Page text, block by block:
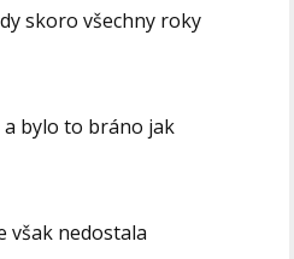
skoro všechny roky
bylo to bráno jak
však nedostala